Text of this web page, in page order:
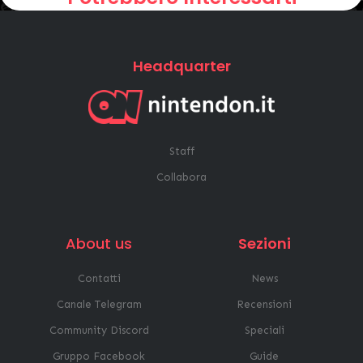
Headquarter
Staff
Collabora
About us
Contatti
Canale Telegram
Community Discord
Gruppo Facebook
Sezioni
News
Recensioni
Speciali
Guide